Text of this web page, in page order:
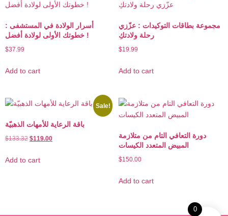
أسرار الولادة في المستشفى :
خطوتك الأولى لولادة أفضل !
$37.99
Add to cart
مجموعة بطاقات التوكيدات : عزّزي
رحلة ولادتكِ
$19.99
Add to cart
Sale!
باقة الرعاية للأمهات الذهبيّة
$133.32 $119.00
Add to cart
دورة التعافي التام من متلازمة
المبيض المتعدد الكيسات
$150.00
Add to cart
0